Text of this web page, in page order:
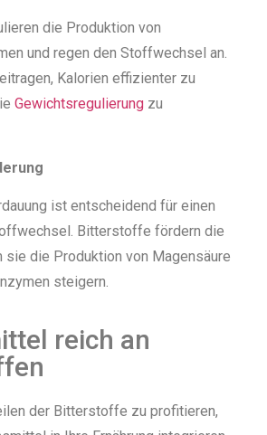
die Produktion von
und regen den Stoffwechsel an.
Kalorien effizienter zu
Gewichtsregulierung zu
ist entscheidend für einen
Bitterstoffe fördern die
sie die Produktion von Magensäure
steigern.
reich an
der Bitterstoffe zu profitieren,